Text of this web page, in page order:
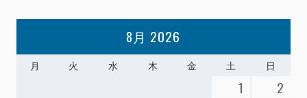
8月 2026
月 火 水 木 金 土 日
1
2